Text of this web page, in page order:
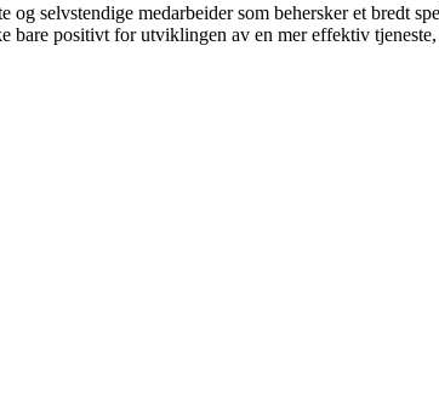
selvstendige medarbeider som behersker et bredt
positivt for utviklingen av en mer effektiv